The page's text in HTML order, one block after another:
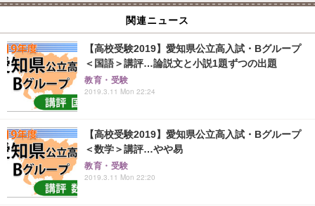
関連ニュース
【高校受験2019】愛知県公立高入試・Bグループ
＜国語＞講評…論説文と小説1題ずつの出題
教育・受験
2019.3.11 Mon 22:24
【高校受験2019】愛知県公立高入試・Bグループ
＜数学＞講評…やや易
教育・受験
2019.3.11 Mon 22:20